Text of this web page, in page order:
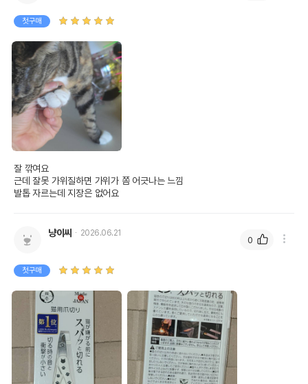
첫구매
잘 깎여요
근데 잘못 가위질하면 가위가 쫌 어긋나는 느낌
발톱 자르는데 지장은 없어요
냥이씨 2026.06.21
첫구매
0